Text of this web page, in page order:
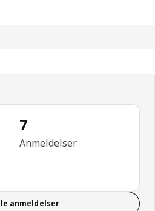
3.4 Ud af 5 Stjerner. Anmeldelser i
7
Anmeldelser
anmeldelser